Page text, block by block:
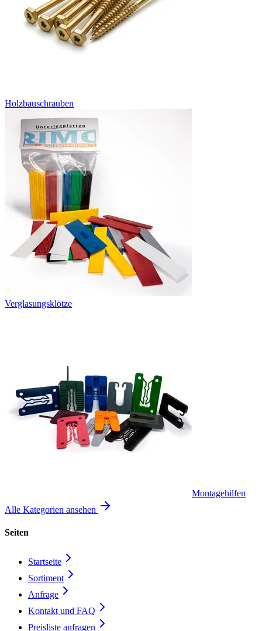
Holzbauschrauben
Verglasungsklötze
Montagehilfen
Alle Kategorien ansehen
Seiten
Startseite
Sortiment
Anfrage
Kontakt und FAQ
Preisliste anfragen